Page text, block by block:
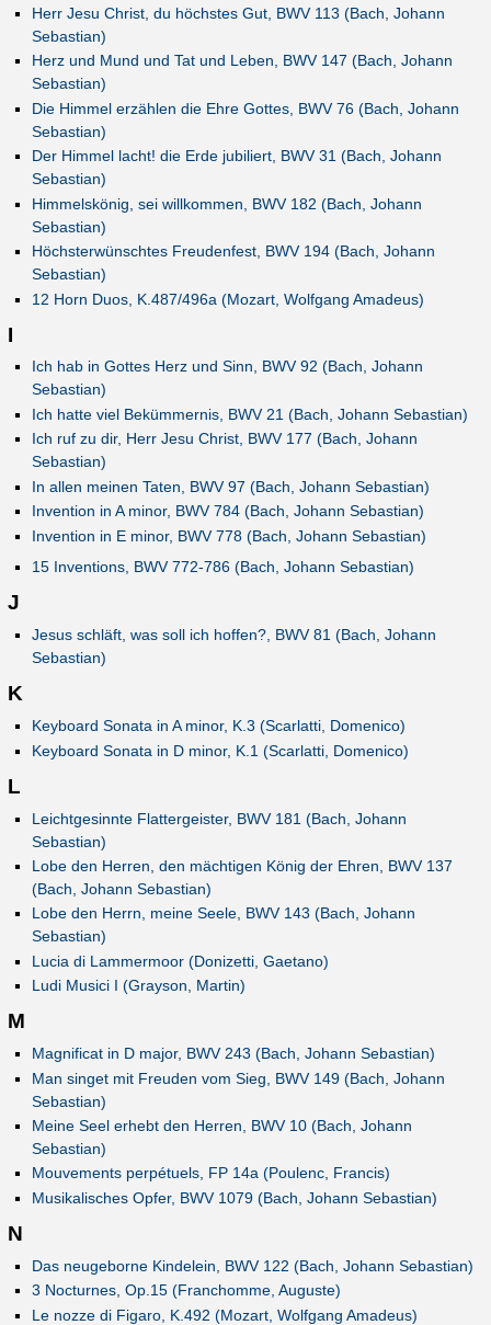
Herr Jesu Christ, du höchstes Gut, BWV 113 (Bach, Johann
Sebastian)
Herz und Mund und Tat und Leben, BWV 147 (Bach, Johann
Sebastian)
Die Himmel erzählen die Ehre Gottes, BWV 76 (Bach, Johann
Sebastian)
Der Himmel lacht! die Erde jubiliert, BWV 31 (Bach, Johann
Sebastian)
Himmelskönig, sei willkommen, BWV 182 (Bach, Johann
Sebastian)
Höchsterwünschtes Freudenfest, BWV 194 (Bach, Johann
Sebastian)
12 Horn Duos, K.487/496a (Mozart, Wolfgang Amadeus)
I
Ich hab in Gottes Herz und Sinn, BWV 92 (Bach, Johann
Sebastian)
Ich hatte viel Bekümmernis, BWV 21 (Bach, Johann Sebastian)
Ich ruf zu dir, Herr Jesu Christ, BWV 177 (Bach, Johann
Sebastian)
In allen meinen Taten, BWV 97 (Bach, Johann Sebastian)
Invention in A minor, BWV 784 (Bach, Johann Sebastian)
Invention in E minor, BWV 778 (Bach, Johann Sebastian)
15 Inventions, BWV 772-786 (Bach, Johann Sebastian)
J
Jesus schläft, was soll ich hoffen?, BWV 81 (Bach, Johann
Sebastian)
K
Keyboard Sonata in A minor, K.3 (Scarlatti, Domenico)
Keyboard Sonata in D minor, K.1 (Scarlatti, Domenico)
L
Leichtgesinnte Flattergeister, BWV 181 (Bach, Johann
Sebastian)
Lobe den Herren, den mächtigen König der Ehren, BWV 137
(Bach, Johann Sebastian)
Lobe den Herrn, meine Seele, BWV 143 (Bach, Johann
Sebastian)
Lucia di Lammermoor (Donizetti, Gaetano)
Ludi Musici I (Grayson, Martin)
M
Magnificat in D major, BWV 243 (Bach, Johann Sebastian)
Man singet mit Freuden vom Sieg, BWV 149 (Bach, Johann
Sebastian)
Meine Seel erhebt den Herren, BWV 10 (Bach, Johann
Sebastian)
Mouvements perpétuels, FP 14a (Poulenc, Francis)
Musikalisches Opfer, BWV 1079 (Bach, Johann Sebastian)
N
Das neugeborne Kindelein, BWV 122 (Bach, Johann Sebastian)
3 Nocturnes, Op.15 (Franchomme, Auguste)
Le nozze di Figaro, K.492 (Mozart, Wolfgang Amadeus)